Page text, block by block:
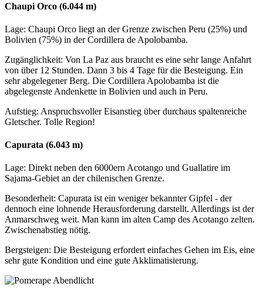
Chaupi Orco (6.044 m)
Lage: Chaupi Orco liegt an der Grenze zwischen Peru (25%) und
Bolivien (75%) in der Cordillera de Apolobamba.
Zugänglichkeit: Von La Paz aus braucht es eine sehr lange Anfahrt
von über 12 Stunden. Dann 3 bis 4 Tage für die Besteigung. Ein
sehr abgelegener Berg. Die Cordillera Apolobamba ist die
abgelegenste Andenkette in Bolivien und auch in Peru.
Aufstieg: Anspruchsvoller Eisanstieg über durchaus spaltenreiche
Gletscher. Tolle Region!
Capurata (6.043 m)
Lage: Direkt neben den 6000ern Acotango und Guallatire im
Sajama-Gebiet an der chilenischen Grenze.
Besonderheit: Capurata ist ein weniger bekannter Gipfel - der
dennoch eine lohnende Herausforderung darstellt. Allerdings ist der
Anmarschweg weit. Man kann im alten Camp des Acotango zelten.
Zwischenabstieg nötig.
Bergsteigen: Die Besteigung erfordert einfaches Gehen im Eis, eine
sehr gute Kondition und eine gute Akklimatisierung.